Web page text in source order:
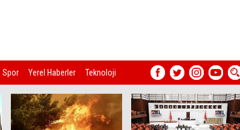
Spor Yerel Haberler Teknoloji